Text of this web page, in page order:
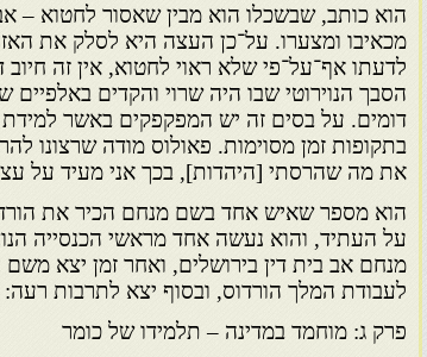
הוא כותב, שבשכלו הוא מבין שאסור לחטוא –
מכאיבו ומצערו. על־כן העצה היא לסלק את
לדעתו אף־על־פי שלא ראוי לחטוא, אין זה
הסבך הנוירוטי שבו היה שרוי והקדים באלפיים
דומים. על בסים זה יש המפקפקים באשר
בתקופות זמן מסוימות. פאולוס מודה שרצונו
את מה שהרסתי [היהדות], בכך אני מעיד על
הוא מספר שאיש אחד בשם מנחם הכיר את
על העתיד, והוא נעשה אחד מראשי הכנסייה
לעבודת המלך הורדוס, ובסוף יצא לתרבות רעה:
פרק ג: מוחמד במדינה – תלמידו של כומר